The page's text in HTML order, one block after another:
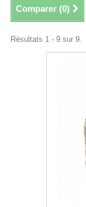
Comparer (0)
Résultats 1 - 9 sur 9.